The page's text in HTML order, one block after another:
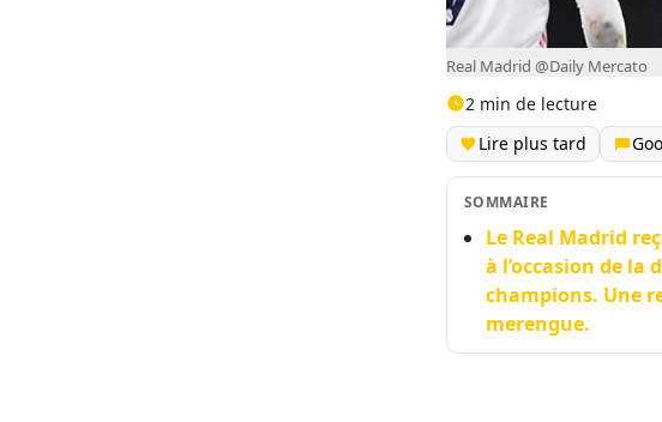
Real Madrid @Daily Mercato
2 min de lecture
Lire plus tard
SOMMAIRE
Le Real Madrid
à l’occasion de la
champions. Une
merengue.